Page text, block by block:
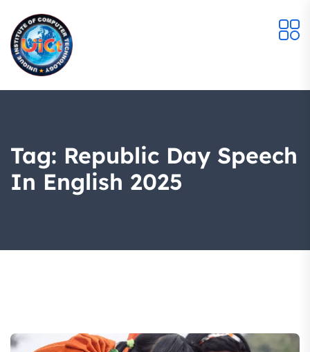
Tag: Republic Day Speech
In English 2025